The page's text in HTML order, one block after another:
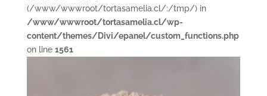
(/www/wwwroot/tortasamelia.cl/:/tmp/) in
/www/wwwroot/tortasamelia.cl/wp-
content/themes/Divi/epanel/custom_functions.php
on line 1561